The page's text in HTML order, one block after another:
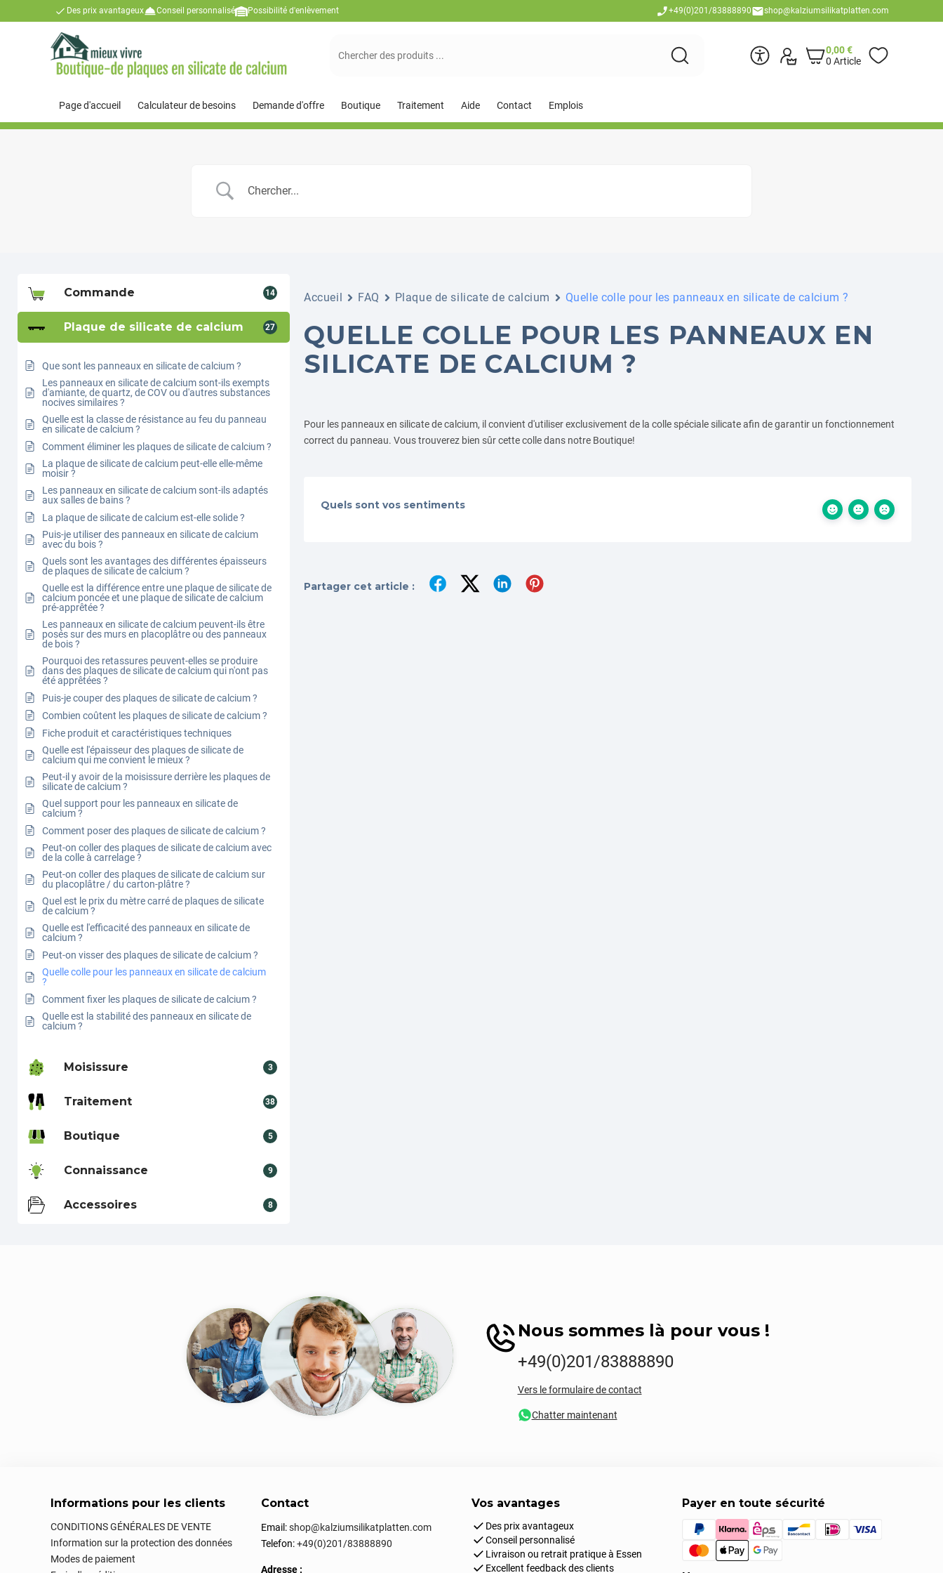
Des prix avantageux Conseil personnalisé Possibilité d'enlèvement +49(0)201/83888890 shop@kalziumsilikatplatten.com
0,00€
0 Article
Suchen
Page d'accueil Calculateur de besoins Demande d'offre Boutique Traitement Aide Contact Emplois
Commande 14
Plaque de silicate de calcium 27
Que sont les panneaux en silicate de calcium ?
Les panneaux en silicate de calcium sont-ils exempts
d'amiante, de quartz, de COV ou d'autres substances
nocives similaires ?
Quelle est la classe de résistance au feu du panneau
en silicate de calcium ?
Comment éliminer les plaques de silicate de calcium ?
La plaque de silicate de calcium peut-elle elle-même
moisir ?
Les panneaux en silicate de calcium sont-ils adaptés
aux salles de bains ?
La plaque de silicate de calcium est-elle solide ?
Puis-je utiliser des panneaux en silicate de calcium
avec du bois ?
Quels sont les avantages des différentes épaisseurs
de plaques de silicate de calcium ?
Quelle est la différence entre une plaque de silicate de
calcium poncée et une plaque de silicate de calcium
pré-apprêtée ?
Les panneaux en silicate de calcium peuvent-ils être
posés sur des murs en placoplâtre ou des panneaux
de bois ?
Pourquoi des retassures peuvent-elles se produire
dans des plaques de silicate de calcium qui n'ont pas
été apprêtées ?
Puis-je couper des plaques de silicate de calcium ?
Combien coûtent les plaques de silicate de calcium ?
Fiche produit et caractéristiques techniques
Quelle est l'épaisseur des plaques de silicate de
calcium qui me convient le mieux ?
Peut-il y avoir de la moisissure derrière les plaques de
silicate de calcium ?
Quel support pour les panneaux en silicate de
calcium ?
Comment poser des plaques de silicate de calcium ?
Peut-on coller des plaques de silicate de calcium avec
de la colle à carrelage ?
Peut-on coller des plaques de silicate de calcium sur
du placoplâtre / du carton-plâtre ?
Quel est le prix du mètre carré de plaques de silicate
de calcium ?
Quelle est l'efficacité des panneaux en silicate de
calcium ?
Peut-on visser des plaques de silicate de calcium ?
Quelle colle pour les panneaux en silicate de calcium
?
Comment fixer les plaques de silicate de calcium ?
Quelle est la stabilité des panneaux en silicate de
calcium ?
Moisissure 3
Traitement 38
Boutique 5
Connaissance 9
Accessoires 8
Accueil FAQ Plaque de silicate de calcium Quelle colle pour les panneaux en silicate de calcium ?
QUELLE COLLE POUR LES PANNEAUX EN
SILICATE DE CALCIUM ?
Pour les panneaux en silicate de calcium, il convient d'utiliser exclusivement de la colle spéciale silicate afin de garantir un fonctionnement
correct du panneau. Vous trouverez bien sûr cette colle dans notre Boutique!
Quels sont vos sentiments
Partager cet article :
Nous sommes là pour vous !
+49(0)201/83888890
Vers le formulaire de contact
Chatter maintenant
Informations pour les clients
CONDITIONS GÉNÉRALES DE VENTE
Information sur la protection des données
Modes de paiement
Contact
Email:shop@kalziumsilikatplatten.com
Telefon:+49(0)201/83888890
Adresse :
Vos avantages
Des prix avantageux
Conseil personnalisé
Livraison ou retrait pratique à Essen
Excellent feedback des clients
Payer en toute sécurité